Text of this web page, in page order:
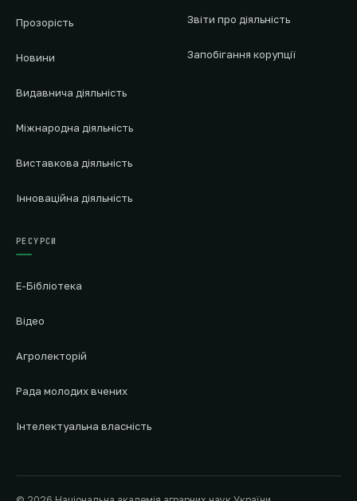
Прозорість
Новини
Видавнича діяльність
Міжнародна діяльність
Виставкова діяльність
Інноваційна діяльність
Звіти про діяльність
Запобігання корупції
РЕСУРСИ
Е-Бібліотека
Відео
Агролекторій
Рада молодих вчених
Інтелектуальна власність